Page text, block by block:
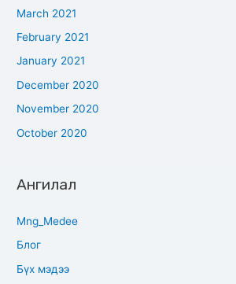
March 2021
February 2021
January 2021
December 2020
November 2020
October 2020
Ангилал
Mng_Medee
Блог
Бүх мэдээ